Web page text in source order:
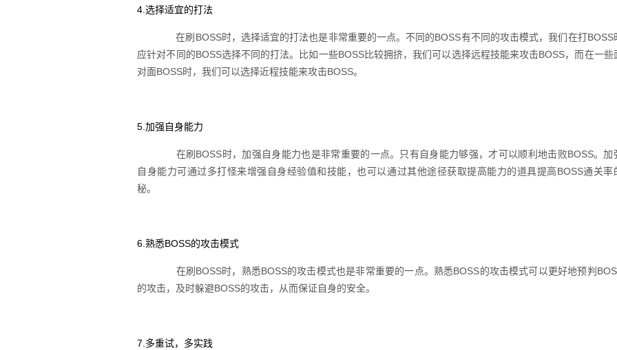
4.选择适宜的打法
在刷BOSS时，选择适宜的打法也是非常重要的一点。不同的BOSS有不同的攻击模式，我们在打BOSS
应针对不同的BOSS选择不同的打法。比如一些BOSS比较拥挤，我们可以选择远程技能来攻击BOSS，而在一些
对面BOSS时，我们可以选择近程技能来攻击BOSS。
5.加强自身能力
在刷BOSS时，加强自身能力也是非常重要的一点。只有自身能力够强，才可以顺利地击败BOSS。加
自身能力可通过多打怪来增强自身经验值和技能，也可以通过其他途径获取提高能力的道具提高BOSS通关率
秘。
6.熟悉BOSS的攻击模式
在刷BOSS时，熟悉BOSS的攻击模式也是非常重要的一点。熟悉BOSS的攻击模式可以更好地预判
的攻击，及时躲避BOSS的攻击，从而保证自身的安全。
7.多重试，多实践